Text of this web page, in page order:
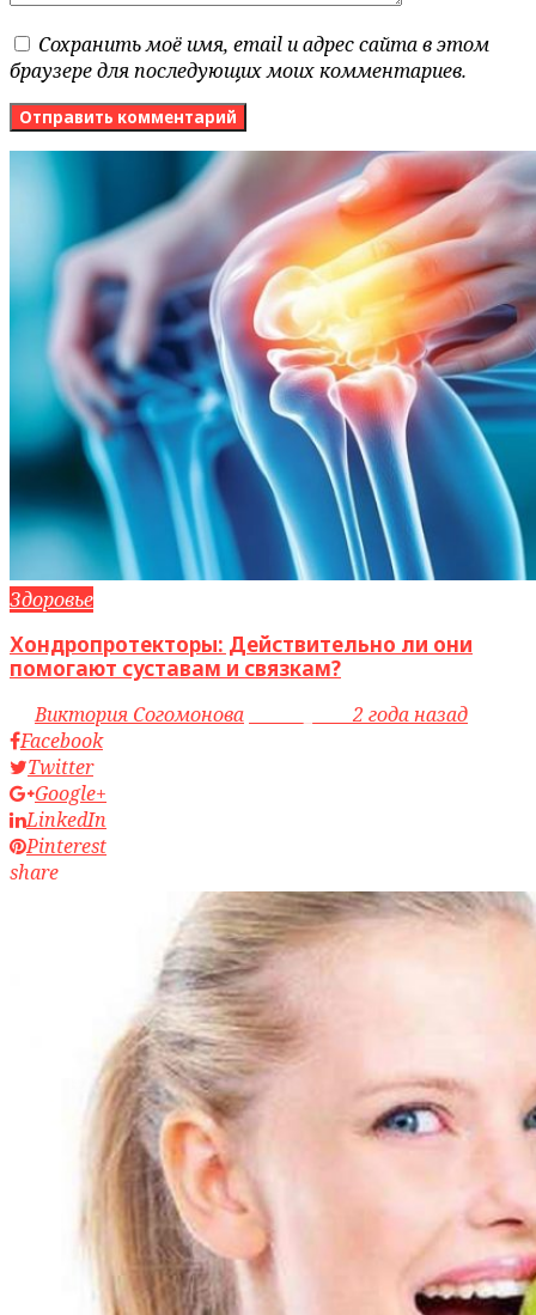
Сохранить моё имя, email и адрес сайта в этом
браузере для последующих моих комментариев.
Здоровье
Хондропротекторы: Действительно ли они
помогают суставам и связкам?
byВиктория Согомонова access_time2 года назад
Facebook
Twitter
Google+
LinkedIn
Pinterest
share